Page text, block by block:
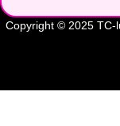
Copyright © 2025 TC-